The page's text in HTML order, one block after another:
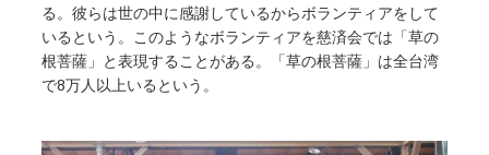
る。彼らは世の中に感謝しているからボランティアをして
いるという。このようなボランティアを慈済会では「草の
根菩薩」と表現することがある。「草の根菩薩」は全台湾
で8万人以上いるという。